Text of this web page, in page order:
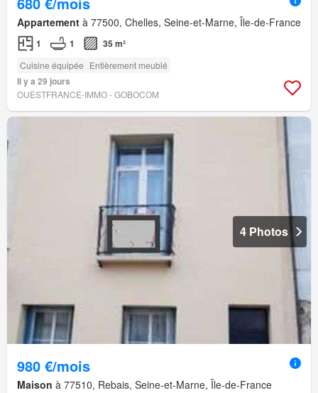
Appartement à 77500, Chelles, Seine-et-Marne, Île-de-France
1 1 35 m²
Cuisine équipée Entièrement meublé
Il y a 29 jours
OUESTFRANCE-IMMO - GOBOCOM
4 Photos
980 €/mois
Maison à 77510, Rebais, Seine-et-Marne, Île-de-France